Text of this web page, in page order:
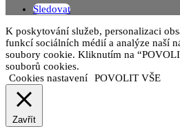
Sledovat
K poskytování služeb, personalizaci
funkcí sociálních médií a analýze naší
soubory cookie. Kliknutím na
souborů cookies.
Cookies nastavení
POVOLIT VŠE
Zavřít